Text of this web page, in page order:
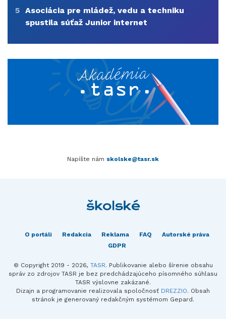
5 Asociácia pre mládež, vedu a techniku
spustila súťaž Junior internet
Napíšte nám skolske@tasr.sk
O portáli Redakcia Reklama FAQ
Autorské práva
GDPR
© Copyright 2019 - 2026, TASR. Publikovanie alebo šírenie obsahu
správ zo zdrojov TASR je bez predchádzajúceho písomného súhlasu
TASR výslovne zakázané.
Dizajn a programovanie realizovala spoločnosť DREZZIO. Obsah
stránok je generovaný redakčným systémom Gepard.